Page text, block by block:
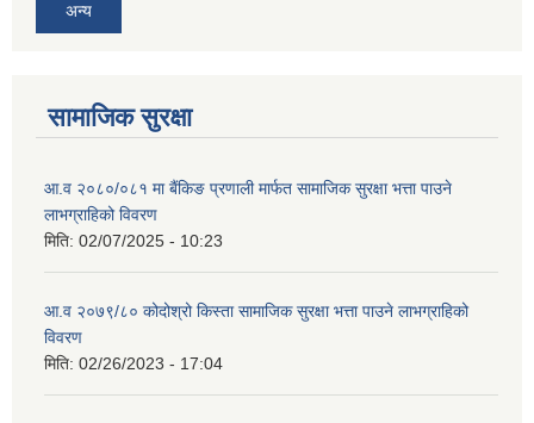
अन्य
सामाजिक सुरक्षा
आ.व २०८०/०८१ मा बैंकिङ प्रणाली मार्फत सामाजिक सुरक्षा भत्ता पाउने
लाभग्राहिको विवरण
मिति: 02/07/2025 - 10:23
आ.व २०७९/८० कोदोश्रो किस्ता सामाजिक सुरक्षा भत्ता पाउने लाभग्राहिको
विवरण
मिति: 02/26/2023 - 17:04